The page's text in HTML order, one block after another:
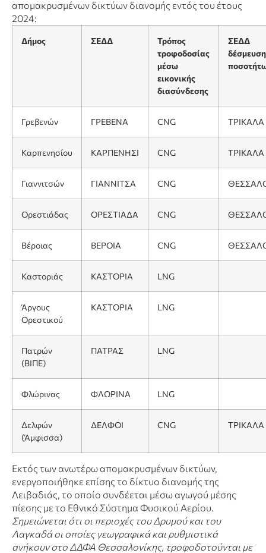
απομακρυσμένων δικτύων διανομής εντός του έτους
2024:
Δήμος ΣΕΔΔ
Τρόπος
τροφοδοσίας
μέσω
εικονικής
διασύνδεσης
ΣΕΔΔ
Γρεβενών ΓΡΕΒΕΝΑ CNG ΤΡΙΚΑΛΑ
Καρπενησίου ΚΑΡΠΕΝΗΣΙ CNG ΤΡΙΚΑΛΑ
Γιαννιτσών ΓΙΑΝΝΙΤΣΑ CNG
Ορεστιάδας ΟΡΕΣΤΙΑΔΑ CNG
Βέροιας ΒΕΡΟΙΑ CNG
Καστοριάς ΚΑΣΤΟΡΙΑ LNG
Άργους
Ορεστικού
ΚΑΣΤΟΡΙΑ LNG
Πατρών
(ΒΙΠΕ)
ΠΑΤΡΑΣ LNG
Φλώρινας ΦΛΩΡΙΝΑ LNG
Δελφών
(Άμφισσα)
ΔΕΛΦΟΙ CNG ΤΡΙΚΑΛΑ
Εκτός των ανωτέρω απομακρυσμένων δικτύων,
ενεργοποιήθηκε επίσης το δίκτυο διανομής της
Λειβαδιάς, το οποίο συνδέεται μέσω αγωγού μέσης
πίεσης με το Εθνικό Σύστημα Φυσικού Αερίου.
Σημειώνεται ότι οι περιοχές του Δρυμού και του
Λαγκαδά οι οποίες γεωγραφικά και ρυθμιστικά
ανήκουν στο ΔΔΦΑ Θεσσαλονίκης, τροφοδοτούνται με